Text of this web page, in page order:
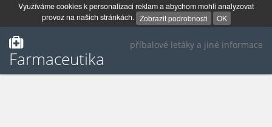
Využíváme cookies k personalizaci reklam a abychom mohli analyzovat
provoz na našich stránkách. Zobrazit podrobnosti OK
příbalové letáky a jiné informace
Farmaceutika